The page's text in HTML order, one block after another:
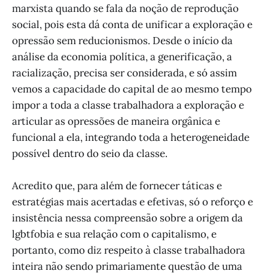
marxista quando se fala da noção de reprodução
social, pois esta dá conta de unificar a exploração e
opressão sem reducionismos. Desde o início da
análise da economia política, a generificação, a
racialização, precisa ser considerada, e só assim
vemos a capacidade do capital de ao mesmo tempo
impor a toda a classe trabalhadora a exploração e
articular as opressões de maneira orgânica e
funcional a ela, integrando toda a heterogeneidade
possível dentro do seio da classe.
Acredito que, para além de fornecer táticas e
estratégias mais acertadas e efetivas, só o reforço e
insistência nessa compreensão sobre a origem da
lgbtfobia e sua relação com o capitalismo, e
portanto, como diz respeito à classe trabalhadora
inteira não sendo primariamente questão de uma